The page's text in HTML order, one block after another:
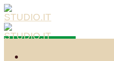
Skip
to
content